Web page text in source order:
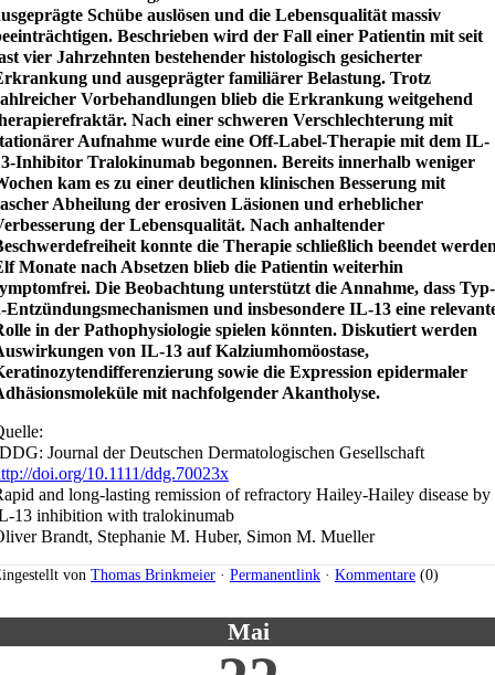
Schübe auslösen und die Lebensqualität massiv
Beschrieben wird der Fall einer Patientin mit seit
vier Jahrzehnten bestehender histologisch gesicherter
und ausgeprägter familiärer Belastung. Trotz
Vorbehandlungen blieb die Erkrankung weitgehend
Nach einer schweren Verschlechterung mit
Aufnahme wurde eine Off-Label-Therapie mit dem IL-
Inhibitor Tralokinumab begonnen. Bereits innerhalb weniger
kam es zu einer deutlichen klinischen Besserung mit
Abheilung der erosiven Läsionen und erheblicher
der Lebensqualität. Nach anhaltender
konnte die Therapie schließlich beendet
Monate nach Absetzen blieb die Patientin weiterhin
Die Beobachtung unterstützt die Annahme, dass Typ-
Entzündungsmechanismen und insbesondere IL-13 eine
in der Pathophysiologie spielen könnten. Diskutiert werden
von IL-13 auf Kalziumhomöostase,
sowie die Expression epidermaler
mit nachfolgender Akantholyse.
Journal der Deutschen Dermatologischen Gesellschaft
doi.org/10.1111/ddg.70023x
and long-lasting remission of refractory Hailey-Hailey disease by
13 inhibition with tralokinumab
Brandt, Stephanie M. Huber, Simon M. Mueller
von Thomas Brinkmeier · Permanentlink · Kommentare (0)
Mai